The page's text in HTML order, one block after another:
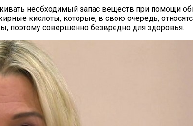
необходимый запас веществ при помощи
кислоты, которые, в свою очередь,
поэтому совершенно безвредно для здоровья.